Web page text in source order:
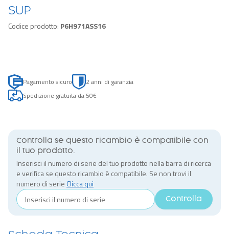
SUP
Codice prodotto: P6H971ASS16
Pagamento sicuro
2 anni di garanzia
Spedizione gratuita da 50€
Controlla se questo ricambio è compatibile con
il tuo prodotto.
Inserisci il numero di serie del tuo prodotto nella barra di ricerca
e verifica se questo ricambio è compatibile. Se non trovi il
numero di serie Clicca qui
Controlla